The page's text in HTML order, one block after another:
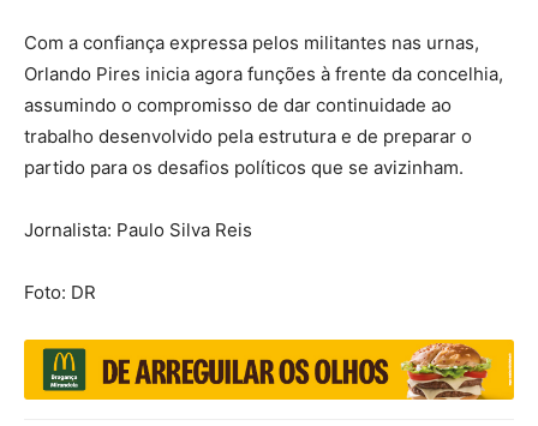
Com a confiança expressa pelos militantes nas urnas,
Orlando Pires inicia agora funções à frente da concelhia,
assumindo o compromisso de dar continuidade ao
trabalho desenvolvido pela estrutura e de preparar o
partido para os desafios políticos que se avizinham.
Jornalista: Paulo Silva Reis
Foto: DR